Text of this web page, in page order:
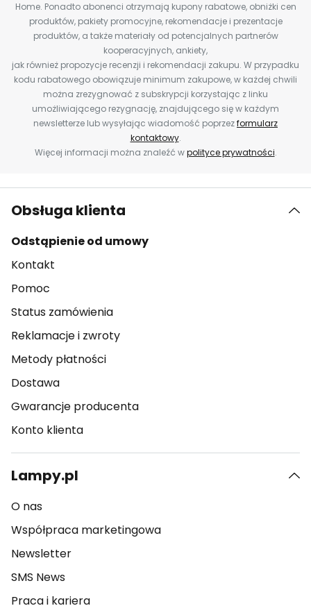
Home. Ponadto abonenci otrzymają kupony rabatowe, obniżki cen
produktów, pakiety promocyjne, rekomendacje i prezentacje
produktów, a także materiały od potencjalnych partnerów
kooperacyjnych, ankiety,
jak również propozycje recenzji i rekomendacji zakupu. W przypadku
kodu rabatowego obowiązuje minimum zakupowe, w każdej chwili
można zrezygnować z subskrypcji korzystając z linku
umożliwiającego rezygnację, znajdującego się w każdym
newsletterze lub wysyłając wiadomość poprzezformularz
kontaktowy.
Więcej informacji można znaleźć wpolityce prywatności.
Obsługa klienta
Odstąpienie od umowy
Kontakt
Pomoc
Status zamówienia
Reklamacje i zwroty
Metody płatności
Dostawa
Gwarancje producenta
Konto klienta
Lampy.pl
O nas
Współpraca marketingowa
Newsletter
SMS News
Praca i kariera